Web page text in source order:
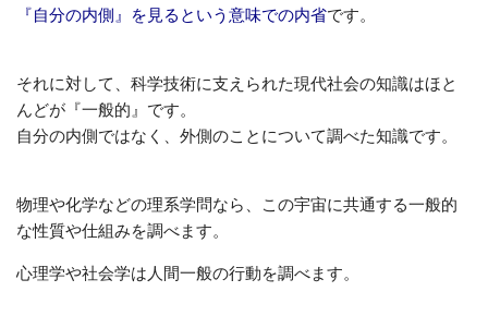
『自分の内側』を見るという意味での内省です。
それに対して、科学技術に支えられた現代社会の知識はほと
んどが『一般的』です。
自分の内側ではなく、外側のことについて調べた知識です。
物理や化学などの理系学問なら、この宇宙に共通する一般的
な性質や仕組みを調べます。
心理学や社会学は人間一般の行動を調べます。